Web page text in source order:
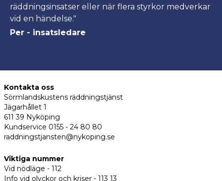
räddningsinsatser eller när flera styrkor medverkar
vid en händelse."
Per - insatsledare
Kontakta oss
Sörmlandskustens räddningstjänst
Jägarhållet 1
611 39 Nyköping
Kundservice 0155 - 24 80 80
raddningstjansten@nykoping.se
Viktiga nummer
Vid nödläge - 112
Info vid olyckor och kriser - 113 13